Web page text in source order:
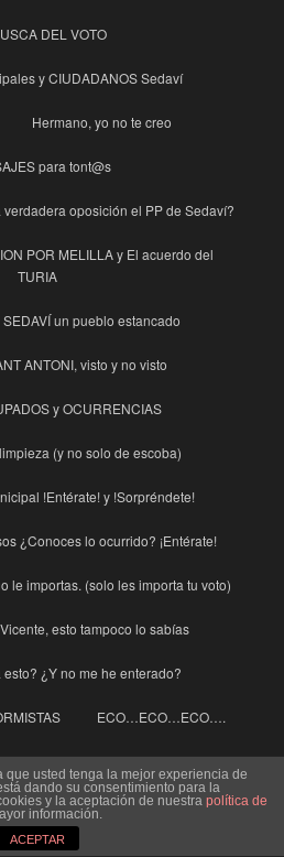
DEL VOTO
y CIUDADANOS Sedaví
Hermano, yo no te creo
para tont@s
oposición el PP de Sedaví?
POR MELILLA y El acuerdo del
TURIA
SEDAVÍ un pueblo estancado
ANTONI, visto y no visto
y OCURRENCIAS
(y no solo de escoba)
!Entérate! y !Sorpréndete!
¿Conoces lo ocurrido? ¡Entérate!
le importas. (solo les importa tu voto)
esto tampoco lo sabías
esto? ¿Y no me he enterado?
ECO…ECO…ECO….
Y LAS MUJERES
para cubrir a los “Diputeros del
Psoe”
que usted tenga la mejor experiencia de
dando su consentimiento para la
y la aceptación de nuestra política de
información.
ACEPTAR